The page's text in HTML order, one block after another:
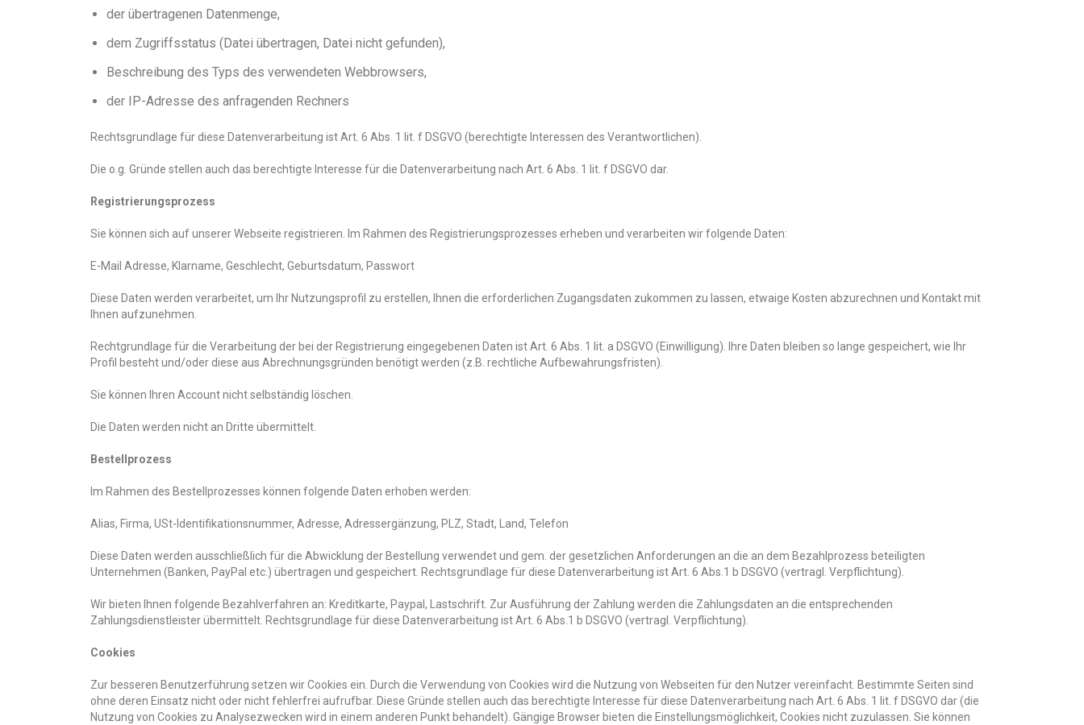
der übertragenen Datenmenge,
dem Zugriffsstatus (Datei übertragen, Datei nicht gefunden),
Beschreibung des Typs des verwendeten Webbrowsers,
der IP-Adresse des anfragenden Rechners
Rechtsgrundlage für diese Datenverarbeitung ist Art. 6 Abs. 1 lit. f DSGVO (berechtigte Interessen des Verantwortlichen).
Die o.g. Gründe stellen auch das berechtigte Interesse für die Datenverarbeitung nach Art. 6 Abs. 1 lit. f DSGVO dar.
Registrierungsprozess
Sie können sich auf unserer Webseite registrieren. Im Rahmen des Registrierungsprozesses erheben und verarbeiten wir folgende Daten:
E-Mail Adresse, Klarname, Geschlecht, Geburtsdatum, Passwort
Diese Daten werden verarbeitet, um Ihr Nutzungsprofil zu erstellen, Ihnen die erforderlichen Zugangsdaten zukommen zu lassen, etwaige Kosten abzurechnen und Kontakt mit
Ihnen aufzunehmen.
Rechtgrundlage für die Verarbeitung der bei der Registrierung eingegebenen Daten ist Art. 6 Abs. 1 lit. a DSGVO (Einwilligung). Ihre Daten bleiben so lange gespeichert, wie Ihr
Profil besteht und/oder diese aus Abrechnungsgründen benötigt werden (z.B. rechtliche Aufbewahrungsfristen).
Sie können Ihren Account nicht selbständig löschen.
Die Daten werden nicht an Dritte übermittelt.
Bestellprozess
Im Rahmen des Bestellprozesses können folgende Daten erhoben werden:
Alias, Firma, USt-Identifikationsnummer, Adresse, Adressergänzung, PLZ, Stadt, Land, Telefon
Diese Daten werden ausschließlich für die Abwicklung der Bestellung verwendet und gem. der gesetzlichen Anforderungen an die an dem Bezahlprozess beteiligten
Unternehmen (Banken, PayPal etc.) übertragen und gespeichert. Rechtsgrundlage für diese Datenverarbeitung ist Art. 6 Abs.1 b DSGVO (vertragl. Verpflichtung).
Wir bieten Ihnen folgende Bezahlverfahren an: Kreditkarte, Paypal, Lastschrift. Zur Ausführung der Zahlung werden die Zahlungsdaten an die entsprechenden
Zahlungsdienstleister übermittelt. Rechtsgrundlage für diese Datenverarbeitung ist Art. 6 Abs.1 b DSGVO (vertragl. Verpflichtung).
Cookies
Zur besseren Benutzerführung setzen wir Cookies ein. Durch die Verwendung von Cookies wird die Nutzung von Webseiten für den Nutzer vereinfacht. Bestimmte Seiten sind
ohne deren Einsatz nicht oder nicht fehlerfrei aufrufbar. Diese Gründe stellen auch das berechtigte Interesse für diese Datenverarbeitung nach Art. 6 Abs. 1 lit. f DSGVO dar (die
Nutzung von Cookies zu Analysezwecken wird in einem anderen Punkt behandelt). Gängige Browser bieten die Einstellungsmöglichkeit, Cookies nicht zuzulassen. Sie können